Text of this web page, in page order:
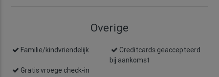
Overige
Familie/kindvriendelijk
Creditcards geaccepteerd
bij aankomst
Gratis vroege check-in